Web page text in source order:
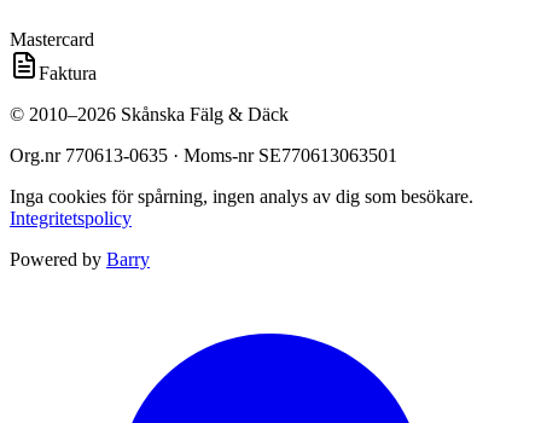
Mastercard
Faktura
© 2010–2026 Skånska Fälg & Däck
Org.nr 770613-0635 · Moms-nr SE770613063501
Inga cookies för spårning, ingen analys av dig som besökare.
Integritetspolicy
Powered by Barry